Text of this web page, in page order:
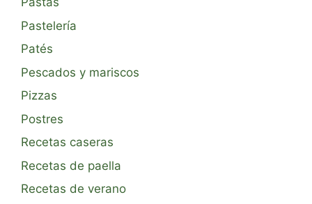
Pastelería
Patés
Pescados y mariscos
Pizzas
Postres
Recetas caseras
Recetas de paella
Recetas de verano